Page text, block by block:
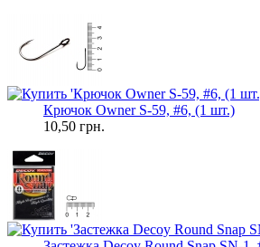
Крючок Owner S-59, #6, (1 шт.)
10,50 грн.